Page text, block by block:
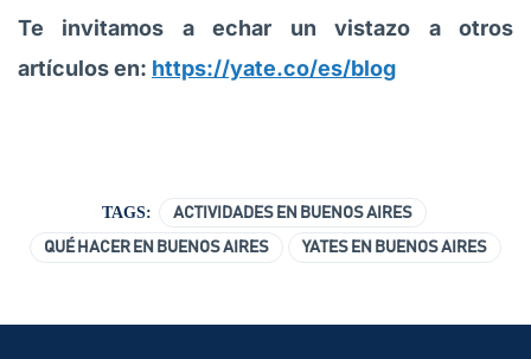
Te invitamos a echar un vistazo a otros
artículos en: https://yate.co/es/blog
TAGS: ACTIVIDADES EN BUENOS AIRES
QUÉ HACER EN BUENOS AIRES YATES EN BUENOS AIRES